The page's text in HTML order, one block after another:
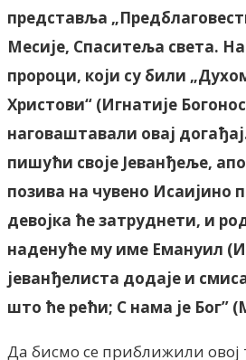
представља
Месије, Спаситеља света.
пророци, који су били
Христови“ (Игнатије
наговаштавали овај
пишући своје Јеванђеље,
позива на чувено Исаијино
девојка ће затруднети, и
наденуће му име Емануил
јеванђелиста додаје и
што ће рећи; С нама је Бог”
Да бисмо се приближили овој